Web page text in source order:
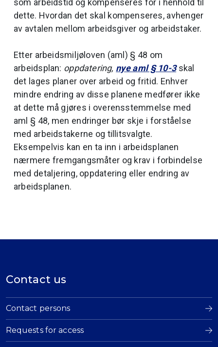
som arbeidstid og kompenseres for i henhold til
dette. Hvordan det skal kompenseres, avhenger
av avtalen mellom arbeidsgiver og arbeidstaker.
Etter arbeidsmiljøloven (aml) § 48 om
arbeidsplan: oppdatering, nye aml § 10-3skal
det lages planer over arbeid og fritid. Enhver
mindre endring av disse planene medfører ikke
at dette må gjøres i overensstemmelse med
aml § 48, men endringer bør skje i forståelse
med arbeidstakerne og tillitsvalgte.
Eksempelvis kan en ta inn i arbeidsplanen
nærmere fremgangsmåter og krav i forbindelse
med detaljering, oppdatering eller endring av
arbeidsplanen.
Contact us
Contact persons
Requests for access